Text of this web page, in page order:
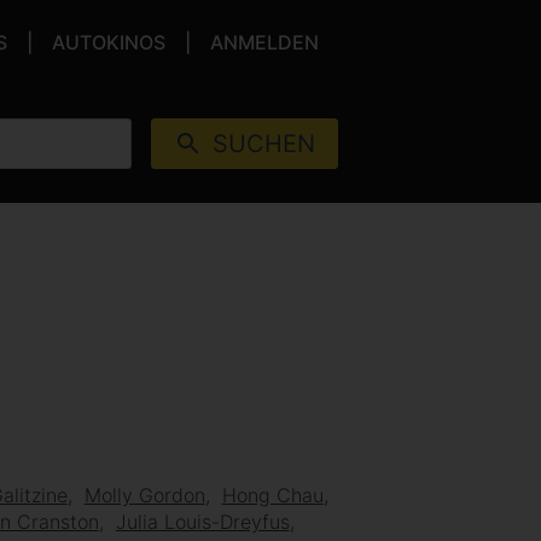
AUTOKINOS ANMELDEN
SUCHEN
Molly Gordon
Hong Chau
Cranston
Julia Louis-Dreyfus